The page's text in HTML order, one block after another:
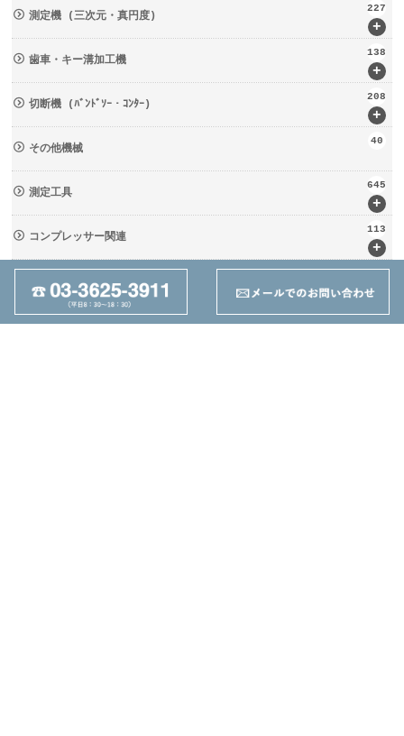
+
測定機 (三次元・真円度)
227
+
歯車・キー溝加工機
138
+
切断機 (ﾊﾞﾝﾄﾞｿｰ・ｺﾝﾀｰ)
208
その他機械
40
+
測定工具
645
+
コンプレッサー関連
113
+
輸送・荷役機械 (ﾘﾌﾀｰ・台車)
133
周辺工具(定盤・バイス)
237